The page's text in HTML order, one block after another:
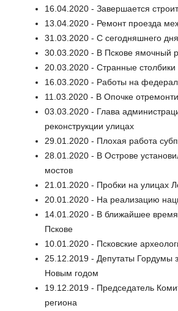
16.04.2020 - Завершается
13.04.2020 - Ремонт проезда
31.03.2020 - С сегодняшнего
30.03.2020 - В Пскове ямочный
20.03.2020 - Странные
16.03.2020 - Работы на
11.03.2020 - В Опочке
03.03.2020 - Глава
реконструкции улицах
29.01.2020 - Плохая работа
28.01.2020 - В Острове
мостов
21.01.2020 - Пробки на улицах
20.01.2020 - На реализацию
14.01.2020 - В ближайшее
Пскове
10.01.2020 - Псковские
25.12.2019 - Депутаты Гордумы
Новым годом
19.12.2019 - Председатель
региона